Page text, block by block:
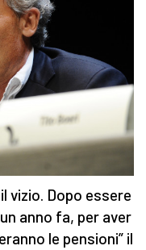
vizio. Dopo essere
anno fa, per aver
le pensioni” il